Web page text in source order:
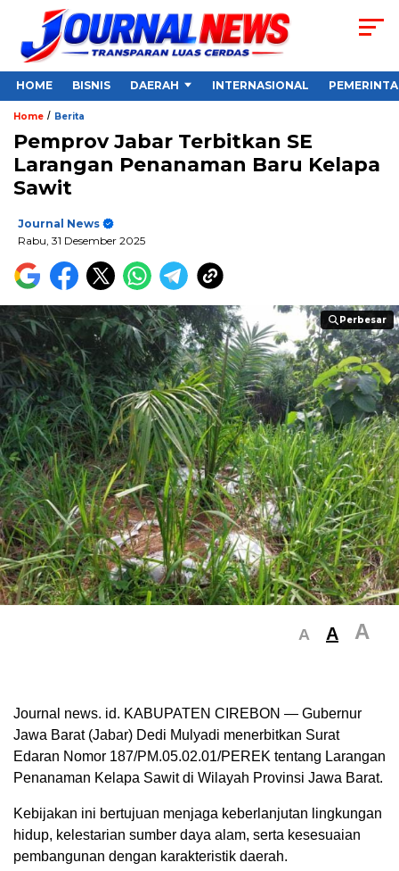
HOME BISNIS DAERAH INTERNASIONAL
Home / Berita
Pemprov Jabar Terbitkan SE
Larangan Penanaman Baru Kelapa
Sawit
Journal News
Rabu, 31 Desember 2025
Perbesar
Perbesar
A A A
Journal news. id. KABUPATEN CIREBON — Gubernur
Jawa Barat (Jabar) Dedi Mulyadi menerbitkan Surat
Edaran Nomor 187/PM.05.02.01/PEREK tentang Larangan
Penanaman Kelapa Sawit di Wilayah Provinsi Jawa Barat.
Kebijakan ini bertujuan menjaga keberlanjutan lingkungan
hidup, kelestarian sumber daya alam, serta kesesuaian
pembangunan dengan karakteristik daerah.